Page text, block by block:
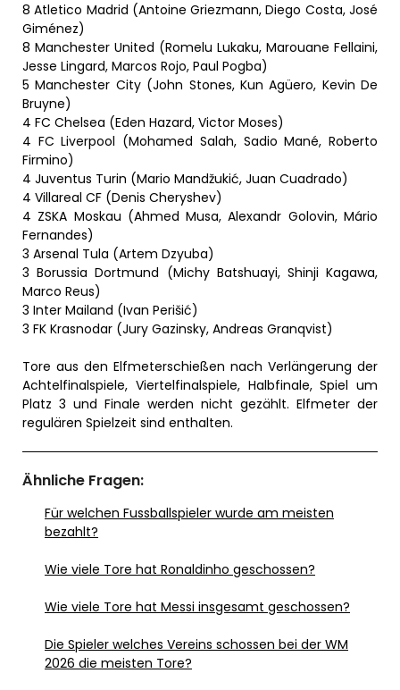
8 Atletico Madrid (Antoine Griezmann, Diego Costa, José
Giménez)
8 Manchester United (Romelu Lukaku, Marouane Fellaini,
Jesse Lingard, Marcos Rojo, Paul Pogba)
5 Manchester City (John Stones, Kun Agüero, Kevin De
Bruyne)
4 FC Chelsea (Eden Hazard, Victor Moses)
4 FC Liverpool (Mohamed Salah, Sadio Mané, Roberto
Firmino)
4 Juventus Turin (Mario Mandžukić, Juan Cuadrado)
4 Villareal CF (Denis Cheryshev)
4 ZSKA Moskau (Ahmed Musa, Alexandr Golovin, Mário
Fernandes)
3 Arsenal Tula (Artem Dzyuba)
3 Borussia Dortmund (Michy Batshuayi, Shinji Kagawa,
Marco Reus)
3 Inter Mailand (Ivan Perišić)
3 FK Krasnodar (Jury Gazinsky, Andreas Granqvist)
Tore aus den Elfmeterschießen nach Verlängerung der
Achtelfinalspiele, Viertelfinalspiele, Halbfinale, Spiel um
Platz 3 und Finale werden nicht gezählt. Elfmeter der
regulären Spielzeit sind enthalten.
Ähnliche Fragen:
Für welchen Fussballspieler wurde am meisten
bezahlt?
Wie viele Tore hat Ronaldinho geschossen?
Wie viele Tore hat Messi insgesamt geschossen?
Die Spieler welches Vereins schossen bei der WM
2026 die meisten Tore?